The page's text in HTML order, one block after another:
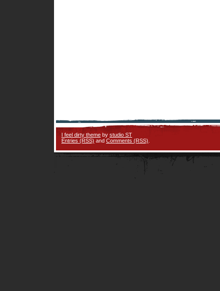
I feel dirty theme by studio ST
Entries (RSS) and Comments (RSS)